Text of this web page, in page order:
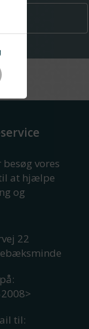
vores
at hjælpe
og
22
>
til: